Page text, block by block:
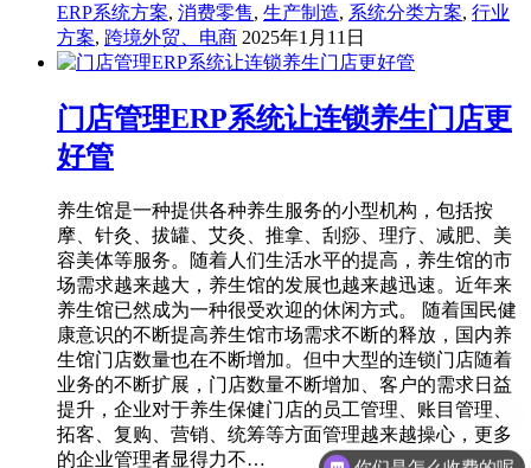
ERP系统方案, 消费零售, 生产制造, 系统分类方案, 行业
方案, 跨境外贸、电商 2025年1月11日
门店管理ERP系统让连锁养生门店更
好管
养生馆是一种提供各种养生服务的小型机构，包括按
摩、针灸、拔罐、艾灸、推拿、刮痧、理疗、减肥、美
容美体等服务。随着人们生活水平的提高，养生馆的市
场需求越来越大，养生馆的发展也越来越迅速。近年来
养生馆已然成为一种很受欢迎的休闲方式。 随着国民健
康意识的不断提高养生馆市场需求不断的释放，国内养
生馆门店数量也在不断增加。但中大型的连锁门店随着
业务的不断扩展，门店数量不断增加、客户的需求日益
提升，企业对于养生保健门店的员工管理、账目管理、
拓客、复购、营销、统筹等方面管理越来越操心，更多
的企业管理者显得力不…